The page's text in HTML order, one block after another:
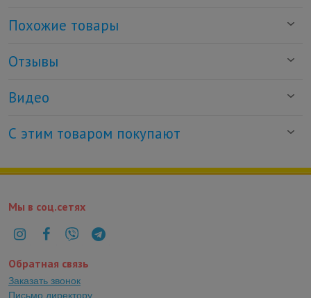
Похожие товары
Отзывы
Видео
С этим товаром покупают
Мы в соц.сетях
Обратная связь
Заказать звонок
Письмо директору